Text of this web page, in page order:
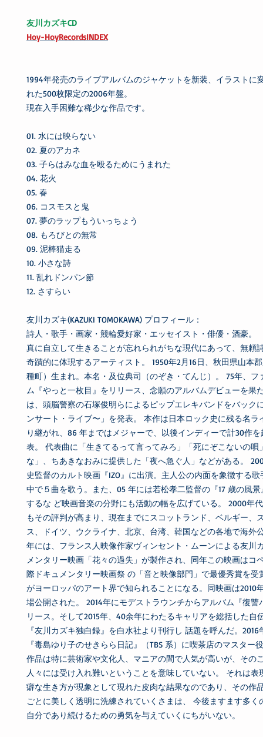
友川カズキCD
Hoy-HoyRecordsINDEX
1994年発売のライブアルバムのジャケットを新装、イラストに
れた500枚限定の2006年盤。
現在入手困難な稀少な作品です。
01. 水には映らない
02. 夏のアカネ
03. 子らはみな血を殴るためにうまれた
04. 花火
05. 春
06. コスモスと鬼
07. 夢のラップもういっちょう
08. もろびとの無常
09. 泥棒猫走る
10. 小さな詩
11. 乱れドンパン節
12. さすらい
友川カズキ(KAZUKI TOMOKAWA) プロフィール：
詩人・歌手・画家・競輪愛好家・エッセイスト・俳優・酒豪。
真に自立して生きることが忘れられがちな現代にあって、無頼
奇蹟的に体現するアーティスト。 1950年2月16日、秋田県山本
種町）生まれ。本名・及位典司（のぞき・てんじ）。 75年、フ
ム『やっと一枚目』をリリース、念願のアルバムデビューを果
は、頭脳警察の石塚俊明らによるピップエレキバンドをバック
ンサート・ライブ〜」を発表。 本作は日本ロック史に残る名ラ
り継がれ、86 年まではメジャーで、以後インディーで計30作
表。 代表曲に「生きてるって言ってみろ」「死にぞこないの唄
な」、ちあきなおみに提供した「夜へ急ぐ人」などがある。
史監督のカルト映画『IZO』に出演。主人公の内面を象徴する
中で５曲を歌う。また、05 年には若松孝二監督の『17 歳の風
するな ど映画音楽の分野にも活動の幅を広げている。 2000年
もその評判が高まり、現在までにスコットランド、ベルギー、
ス、ドイツ、ウクライナ、北京、台湾、韓国などの各地で海外
年には、フランス人映像作家ヴィンセント・ムーンによる友川
メンタリー映画「花々の過失」が製作され、同年この映画はコ
際ドキュメンタリー映画祭 の「音と映像部門」で最優秀賞を受
がヨーロッパのアート界で知られることになる。同映画は2010
場公開された。 2014年にモデストラウンチからアルバム『復讐
リース。そして2015年、40余年にわたるキャリアを総括した自
『友川カズキ独白録』を白水社より刊行し 話題を呼んだ。2016
『毒島ゆり子のせきらら日記』（TBS 系）に喫茶店のマスター
作品は特に芸術家や文化人、マニアの間で人気が高いが、その
人々には受け入れ難いということを意味していない。 それは表
癖な生き方が現象として現れた皮肉な結果なのであり、その作
ごとに美しく透明に洗練されていくさまは、 今後ますます多く
自分であり続けるための勇気を与えていくにちがいない。